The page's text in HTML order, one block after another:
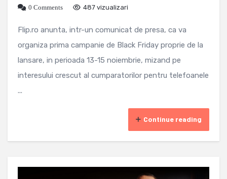
0 Comments
487 vizualizari
Flip.ro anunta, intr-un comunicat de presa, ca va
organiza prima campanie de Black Friday proprie de la
lansare, in perioada 13-15 noiembrie, mizand pe
interesului crescut al cumparatorilor pentru telefoanele
...
Continue reading